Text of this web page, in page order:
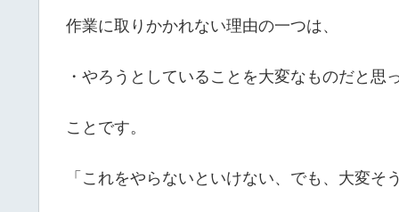
作業に取りかかれない理由の一つは、
・やろうとしていることを大変なものだと思
ことです。
「これをやらないといけない、でも、大変そう